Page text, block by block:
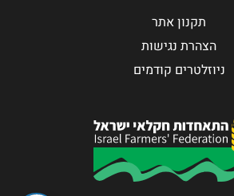
תקנון אתר
הצהרת נגישות
ניוזלטרים קודמים